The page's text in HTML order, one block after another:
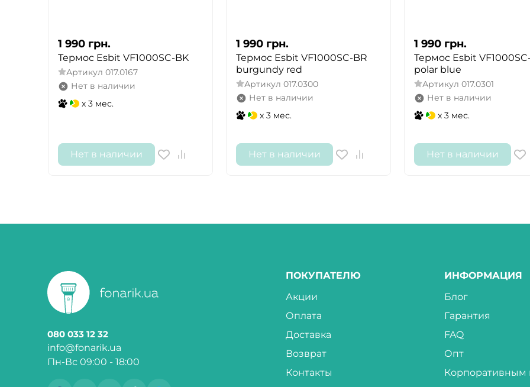
1 990 грн.
Термос Esbit VF1000SC-BK
Артикул 017.0167
Нет в наличии
x 3 мес.
Нет в наличии
1 990 грн.
Термос Esbit VF1000SC-BR
burgundy red
Артикул 017.0300
Нет в наличии
x 3 мес.
Нет в наличии
1 990 грн.
Термос Esbit
polar blue
Артикул 017.0301
Нет в наличии
x 3 мес.
Нет в наличии
080 033 12 32
info@fonarik.ua
Пн-Вс 09:00 - 18:00
ПОКУПАТЕЛЮ
Акции
Оплата
Доставка
Возврат
Контакты
ИНФОРМАЦИЯ
Блог
Гарантия
FAQ
Опт
Корпоративным